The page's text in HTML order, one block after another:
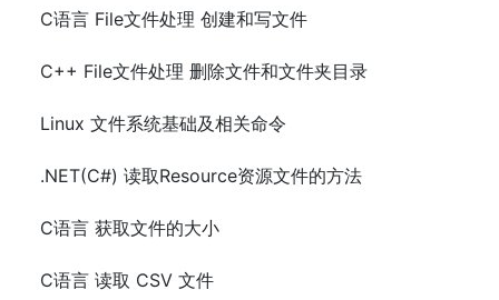
C语言 File文件处理 创建和写文件
C++ File文件处理 删除文件和文件夹目录
Linux 文件系统基础及相关命令
.NET(C#) 读取Resource资源文件的方法
C语言 获取文件的大小
C语言 读取 CSV 文件